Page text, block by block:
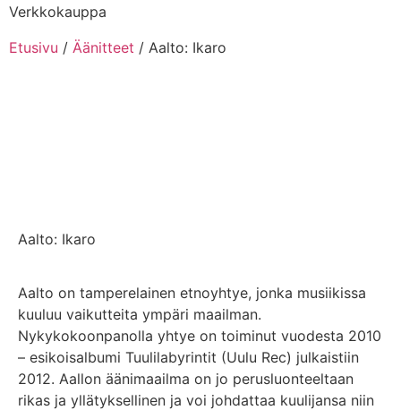
Verkkokauppa
Etusivu / Äänitteet / Aalto: Ikaro
Aalto: Ikaro
Aalto on tamperelainen etnoyhtye, jonka musiikissa
kuuluu vaikutteita ympäri maailman.
Nykykokoonpanolla yhtye on toiminut vuodesta 2010
– esikoisalbumi Tuulilabyrintit (Uulu Rec) julkaistiin
2012. Aallon äänimaailma on jo perusluonteeltaan
rikas ja yllätyksellinen ja voi johdattaa kuulijansa niin